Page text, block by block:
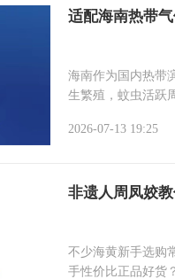
适配海南热带
海南作为国内热带
生繁殖，蚊虫活跃
2026-07-13 19:25
非遗人周凤姣
不少海黄新手选购
手性价比正品好货